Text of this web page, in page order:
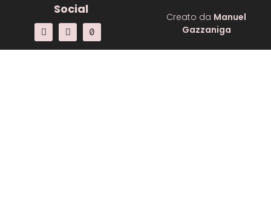
Social
Creato da Manuel
Gazzaniga